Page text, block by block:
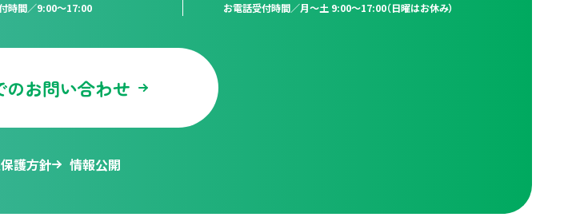
時間／9:00〜17:00 お電話受付時間／月〜土 9:00〜17:00（日曜はお休み）
のお問い合わせ
護方針 情報公開